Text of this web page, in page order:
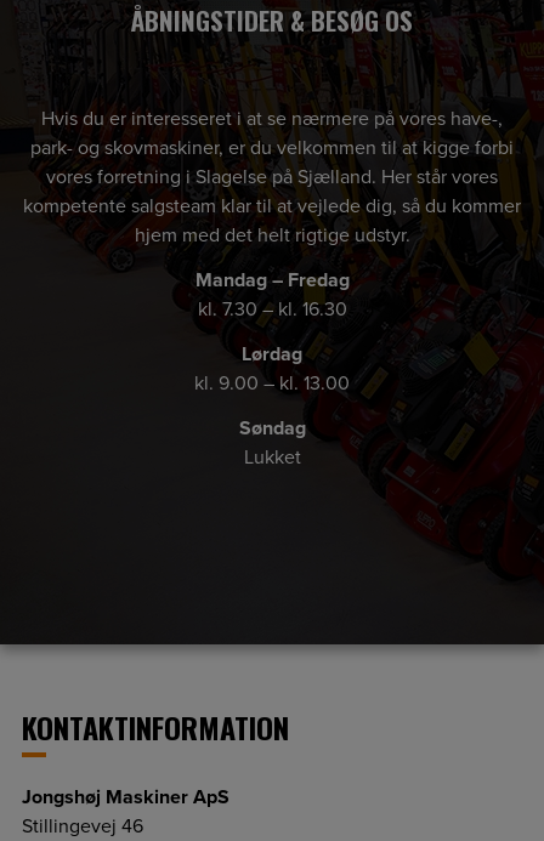
ÅBNINGSTIDER & BESØG OS
Hvis du er interesseret i at se nærmere på vores have-,
park- og skovmaskiner, er du velkommen til at kigge forbi
vores forretning i Slagelse på Sjælland. Her står vores
kompetente salgsteam klar til at vejlede dig, så du kommer
hjem med det helt rigtige udstyr.
Mandag – Fredag
kl. 7.30 – kl. 16.30
Lørdag
kl. 9.00 – kl. 13.00
Søndag
Lukket
KONTAKTINFORMATION
Jongshøj Maskiner ApS
Stillingevej 46